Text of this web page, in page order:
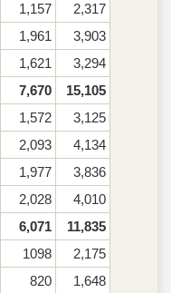
1,157
2,317
1,961
3,903
1,621
3,294
7,670
15,105
1,572
3,125
2,093
4,134
1,977
3,836
2,028
4,010
6,071
11,835
1098
2,175
820
1,648